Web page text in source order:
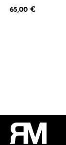
Regulärer Preis:
65,00 €